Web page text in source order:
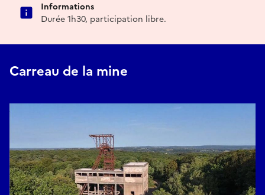
Informations
Durée 1h30, participation libre.
Carreau de la mine